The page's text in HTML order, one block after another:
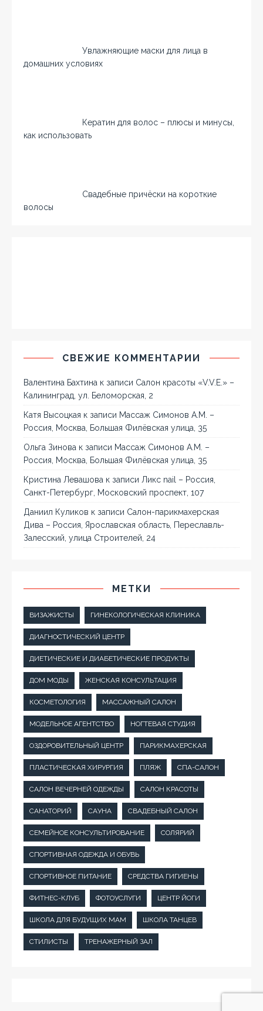
Увлажняющие маски для лица в
домашних условиях
Кератин для волос – плюсы и минусы,
как использовать
Свадебные причёски на короткие
волосы
СВЕЖИЕ КОММЕНТАРИИ
Валентина Бахтина к записи Салон красоты «V.V.E.» –
Калининград, ул. Беломорская, 2
Катя Высоцкая к записи Массаж Симонов А.М. –
Россия, Москва, Большая Филёвская улица, 35
Ольга Зинова к записи Массаж Симонов А.М. –
Россия, Москва, Большая Филёвская улица, 35
Кристина Левашова к записи Ликс nail – Россия,
Санкт-Петербург, Московский проспект, 107
Даниил Куликов к записи Салон-парикмахерская
Дива – Россия, Ярославская область, Переславль-
Залесский, улица Строителей, 24
МЕТКИ
ВИЗАЖИСТЫ ГИНЕКОЛОГИЧЕСКАЯ КЛИНИКА
ДИАГНОСТИЧЕСКИЙ ЦЕНТР
ДИЕТИЧЕСКИЕ И ДИАБЕТИЧЕСКИЕ ПРОДУКТЫ
ДОМ МОДЫ ЖЕНСКАЯ КОНСУЛЬТАЦИЯ
КОСМЕТОЛОГИЯ МАССАЖНЫЙ САЛОН
МОДЕЛЬНОЕ АГЕНТСТВО НОГТЕВАЯ СТУДИЯ
ОЗДОРОВИТЕЛЬНЫЙ ЦЕНТР ПАРИКМАХЕРСКАЯ
ПЛАСТИЧЕСКАЯ ХИРУРГИЯ ПЛЯЖ СПА-САЛОН
САЛОН ВЕЧЕРНЕЙ ОДЕЖДЫ САЛОН КРАСОТЫ
САНАТОРИЙ САУНА СВАДЕБНЫЙ САЛОН
СЕМЕЙНОЕ КОНСУЛЬТИРОВАНИЕ СОЛЯРИЙ
СПОРТИВНАЯ ОДЕЖДА И ОБУВЬ
СПОРТИВНОЕ ПИТАНИЕ СРЕДСТВА ГИГИЕНЫ
ФИТНЕС-КЛУБ ФОТОУСЛУГИ ЦЕНТР ЙОГИ
ШКОЛА ДЛЯ БУДУЩИХ МАМ ШКОЛА ТАНЦЕВ
СТИЛИСТЫ ТРЕНАЖЕРНЫЙ ЗАЛ